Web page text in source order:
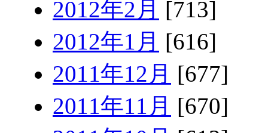
2012年2月 [713]
2012年1月 [616]
2011年12月 [677]
2011年11月 [670]